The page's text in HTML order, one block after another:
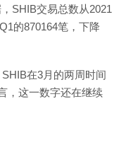
SHIB交易总数从2021
的870164笔，下降
在3月的两周时间
，这一数字还在继续